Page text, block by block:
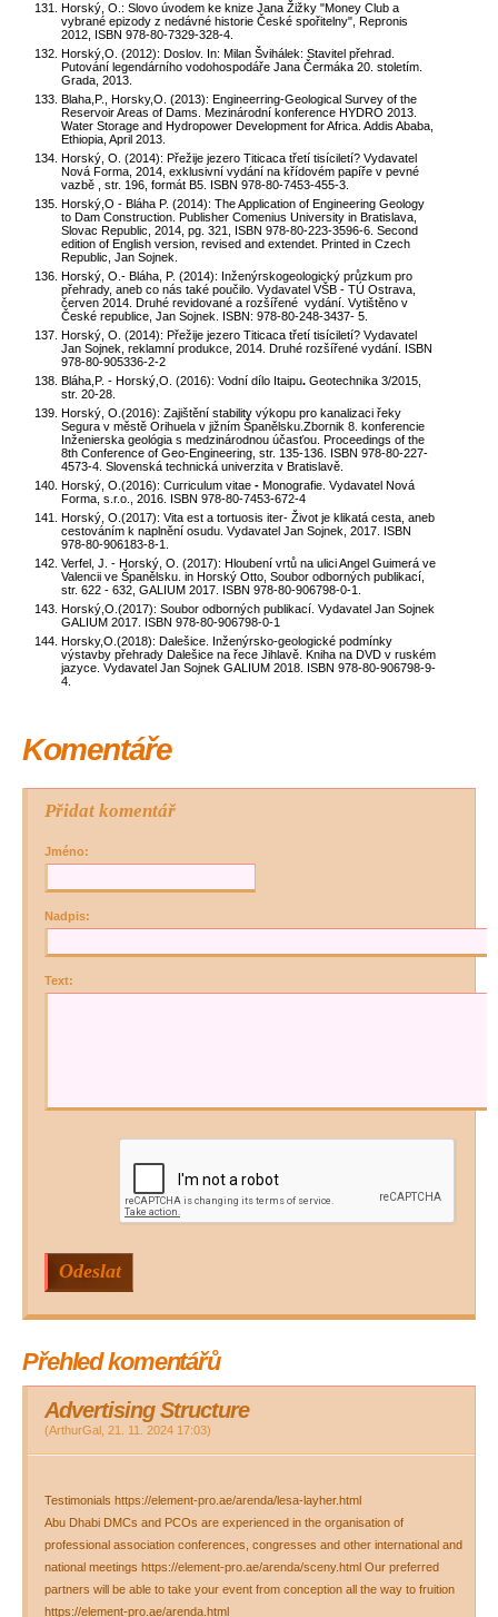
Horský, O.: Slovo úvodem ke knize Jana Žižky "Money Club a
vybrané epizody z nedávné historie České spořitelny", Repronis
2012, ISBN 978-80-7329-328-4.
Horský,O. (2012): Doslov. In: Milan Švihálek: Stavitel přehrad.
Putování legendárního vodohospodáře Jana Čermáka 20. stoletím.
Grada, 2013.
Blaha,P., Horsky,O. (2013): Engineerring-Geological Survey of the
Reservoir Areas of Dams. Mezinárodní konference HYDRO 2013.
Water Storage and Hydropower Development for Africa. Addis Ababa,
Ethiopia, April 2013.
Horský, O. (2014): Přežije jezero Titicaca třetí tisíciletí? Vydavatel
Nová Forma, 2014, exklusivní vydání na křídovém papíře v pevné
vazbě , str. 196, formát B5. ISBN 978-80-7453-455-3.
Horský,O - Bláha P. (2014): The Application of Engineering Geology
to Dam Construction. Publisher Comenius University in Bratislava,
Slovac Republic, 2014, pg. 321, ISBN 978-80-223-3596-6. Second
edition of English version, revised and extendet. Printed in Czech
Republic, Jan Sojnek.
Horský, O.- Bláha, P. (2014): Inženýrskogeologický průzkum pro
přehrady, aneb co nás také poučilo. Vydavatel VŠB - TÚ Ostrava,
červen 2014. Druhé revidované a rozšířené vydání. Vytištěno v
České republice, Jan Sojnek. ISBN: 978-80-248-3437- 5.
Horský, O. (2014): Přežije jezero Titicaca třetí tisíciletí? Vydavatel
Jan Sojnek, reklamní produkce, 2014. Druhé rozšířené vydání. ISBN
978-80-905336-2-2
Bláha,P. - Horský,O. (2016): Vodní dílo Itaipu. Geotechnika 3/2015,
str. 20-28.
Horský, O.(2016): Zajištění stability výkopu pro kanalizaci řeky
Segura v městě Orihuela v jižním Španělsku.Zbornik 8. konferencie
Inženierska geológia s medzinárodnou účasťou. Proceedings of the
8th Conference of Geo-Engineering, str. 135-136. ISBN 978-80-227-
4573-4. Slovenská technická univerzita v Bratislavě.
Horský, O.(2016): Curriculum vitae - Monografie. Vydavatel Nová
Forma, s.r.o., 2016. ISBN 978-80-7453-672-4
Horský, O.(2017): Vita est a tortuosis iter- Život je klikatá cesta, aneb
cestováním k naplnění osudu. Vydavatel Jan Sojnek, 2017. ISBN
978-80-906183-8-1.
Verfel, J. - Horský, O. (2017): Hloubení vrtů na ulici Angel Guimerá ve
Valencii ve Španělsku. in Horský Otto, Soubor odborných publikací,
str. 622 - 632, GALIUM 2017. ISBN 978-80-906798-0-1.
Horský,O.(2017): Soubor odborných publikací. Vydavatel Jan Sojnek
GALIUM 2017. ISBN 978-80-906798-0-1
Horsky,O.(2018): Dalešice. Inženýrsko-geologické podmínky
výstavby přehrady Dalešice na řece Jihlavě. Kniha na DVD v ruském
jazyce. Vydavatel Jan Sojnek GALIUM 2018. ISBN 978-80-906798-9-
4.
Komentáře
Přidat komentář
Jméno:
Nadpis:
Text:
Přehled komentářů
Advertising Structure
(ArthurGal 21. 11. 2024 17:03)
Testimonials https://element-pro.ae/arenda/lesa-layher.html
Abu Dhabi DMCs and PCOs are experienced in the organisation of
professional association conferences, congresses and other international and
national meetings https://element-pro.ae/arenda/sceny.html Our preferred
partners will be able to take your event from conception all the way to fruition
https://element-pro.ae/arenda.html